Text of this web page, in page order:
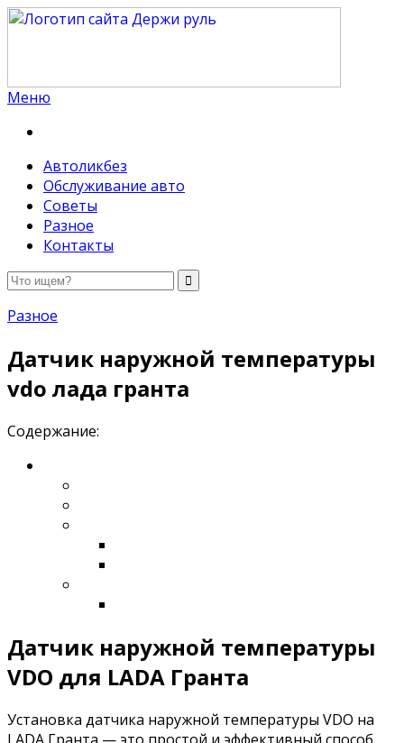
Меню
Автоликбез
Обслуживание авто
Советы
Разное
Контакты
Разное
Датчик наружной температуры
vdo лада гранта
Содержание:
Датчик наружной температуры
VDO для LADA Гранта
Установка датчика наружной температуры VDO на